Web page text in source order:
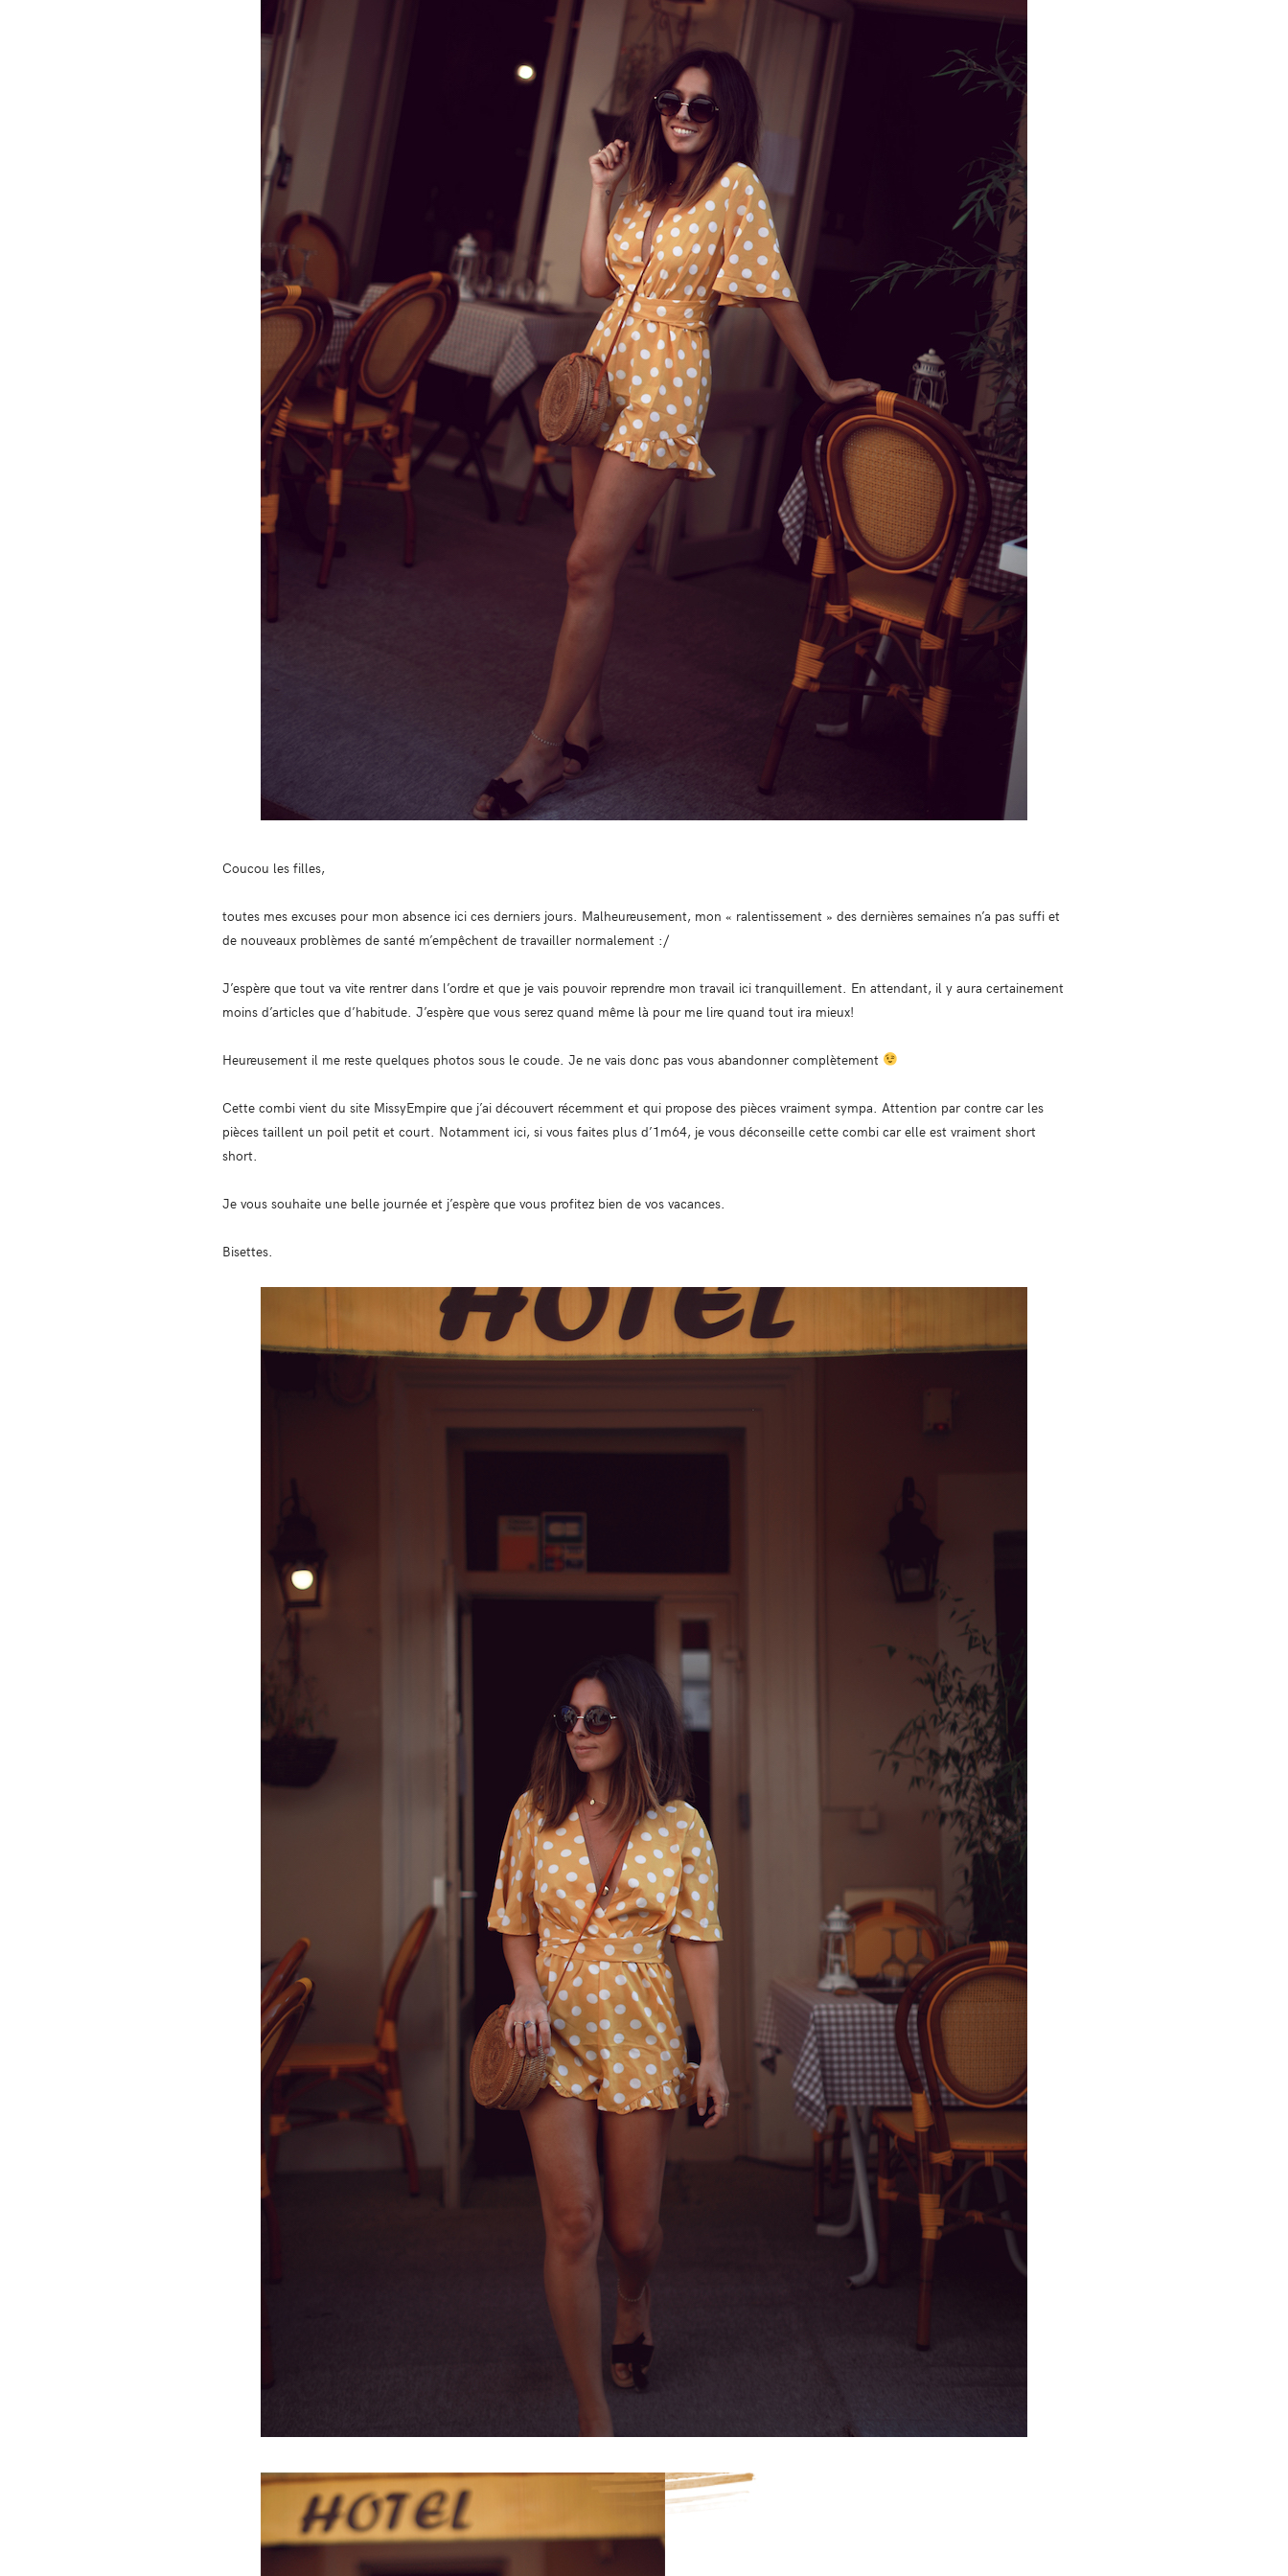
Coucou les filles,
toutes mes excuses pour mon absence ici ces derniers jours. Malheureusement, mon « ralentissement » des dernières semaines n’a pas suffi et
de nouveaux problèmes de santé m’empêchent de travailler normalement :/
J’espère que tout va vite rentrer dans l’ordre et que je vais pouvoir reprendre mon travail ici tranquillement. En attendant, il y aura certainement
moins d’articles que d’habitude. J’espère que vous serez quand même là pour me lire quand tout ira mieux!
Heureusement il me reste quelques photos sous le coude. Je ne vais donc pas vous abandonner complètement
Cette combi vient du site MissyEmpire que j’ai découvert récemment et qui propose des pièces vraiment sympa. Attention par contre car les
pièces taillent un poil petit et court. Notamment ici, si vous faites plus d’1m64, je vous déconseille cette combi car elle est vraiment short
short.
Je vous souhaite une belle journée et j’espère que vous profitez bien de vos vacances.
Bisettes.